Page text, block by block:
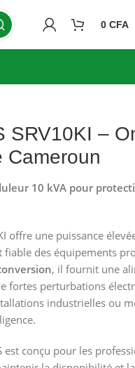
0 CFA
SRV10KI –
Cameroun
10 kVA pour
offre une puissance
des équipements
, il fournit une
fortes perturbations
industrielles ou
est conçu pour les